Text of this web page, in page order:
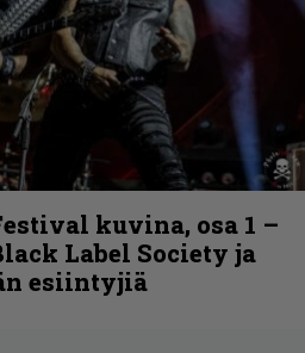
kuvina, osa 1 –
Label Society ja
esiintyjiä